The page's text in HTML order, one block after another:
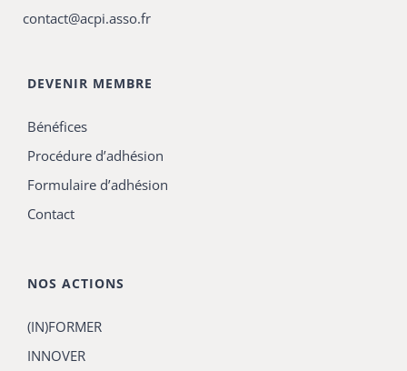
contact@acpi.asso.fr
DEVENIR MEMBRE
Bénéfices
Procédure d’adhésion
Formulaire d’adhésion
Contact
NOS ACTIONS
(IN)FORMER
INNOVER